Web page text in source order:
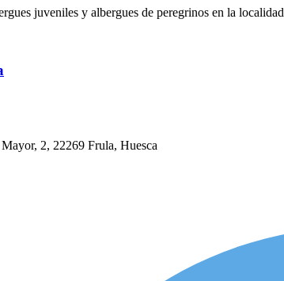
juveniles y albergues de peregrinos en la localidad
2, 22269 Frula, Huesca